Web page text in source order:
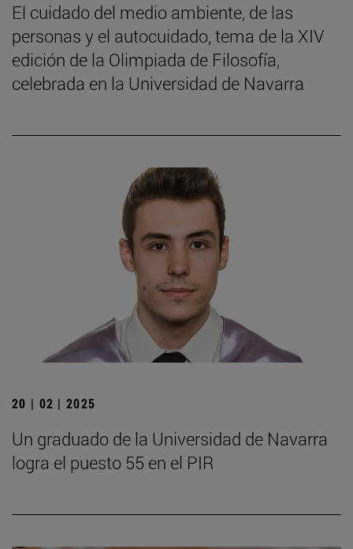
El cuidado del medio ambiente, de las
personas y el autocuidado, tema de la XIV
edición de la Olimpiada de Filosofía,
celebrada en la Universidad de Navarra
20 | 02 | 2025
Un graduado de la Universidad de Navarra
logra el puesto 55 en el PIR